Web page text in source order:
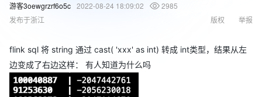
游客3oewgrzrf6o5c 2022-08-24 18:09:02
2985
发布于浙江
举报
版权
flink sql 将 string 通过 cast( 'xxx' as int) 转成 int类型，结果从左
边变成了右边这样： 有人知道为什么吗